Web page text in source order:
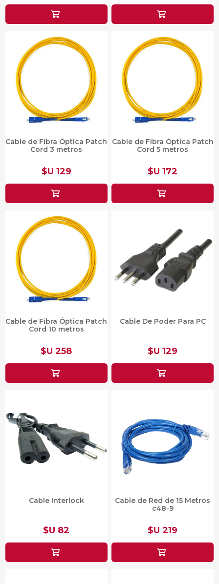
Cable de Fibra Óptica Patch
Cord 3 metros
$U 129
Cable de Fibra Óptica Patch
Cord 5 metros
$U 172
Cable de Fibra Óptica Patch
Cord 10 metros
$U 258
Cable De Poder Para PC
$U 129
Cable Interlock
$U 82
Cable de Red de 15 Metros
c48-9
$U 219